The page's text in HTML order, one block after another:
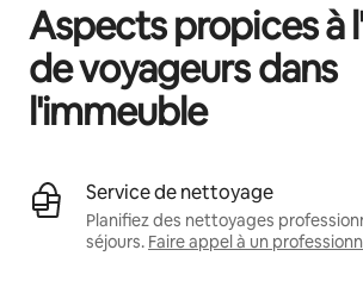
Aspects propices à
de voyageurs dans
l'immeuble
Service de nettoyage
Planifiez des nettoyages
séjours. Faire appel à un